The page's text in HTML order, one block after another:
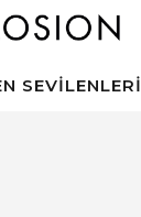
SEVILENLERI